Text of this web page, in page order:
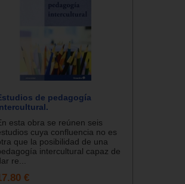
de pedagogía
esta obra se reúnen seis
cuya confluencia no es
que la posibilidad de una
intercultural capaz de
re...
€